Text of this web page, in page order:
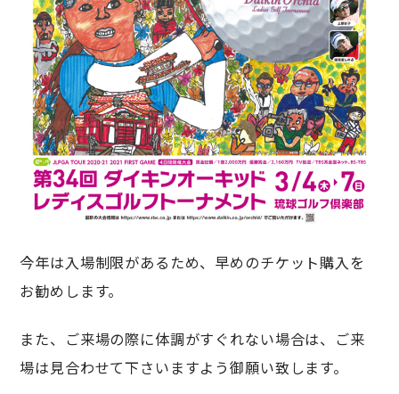
今年は入場制限があるため、早めのチケット購入を
お勧めします。
また、ご来場の際に体調がすぐれない場合は、ご来
場は見合わせて下さいますよう御願い致します。